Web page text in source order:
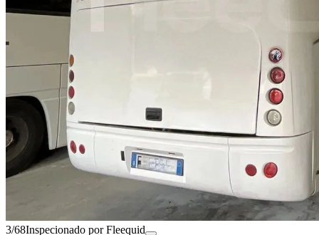
3/68Inspecionado por Fleequid